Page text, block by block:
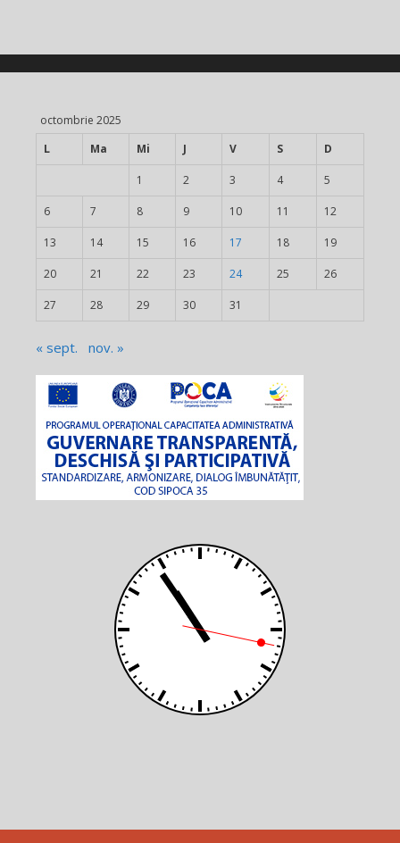
octombrie 2025
L
Ma Mi J V S D
1 2 3 4 5
6 7 8 9 10 11 12
13 14 15 16 17 18 19
20 21 22 23 24 25 26
27 28 29 30 31
« sept. nov. »